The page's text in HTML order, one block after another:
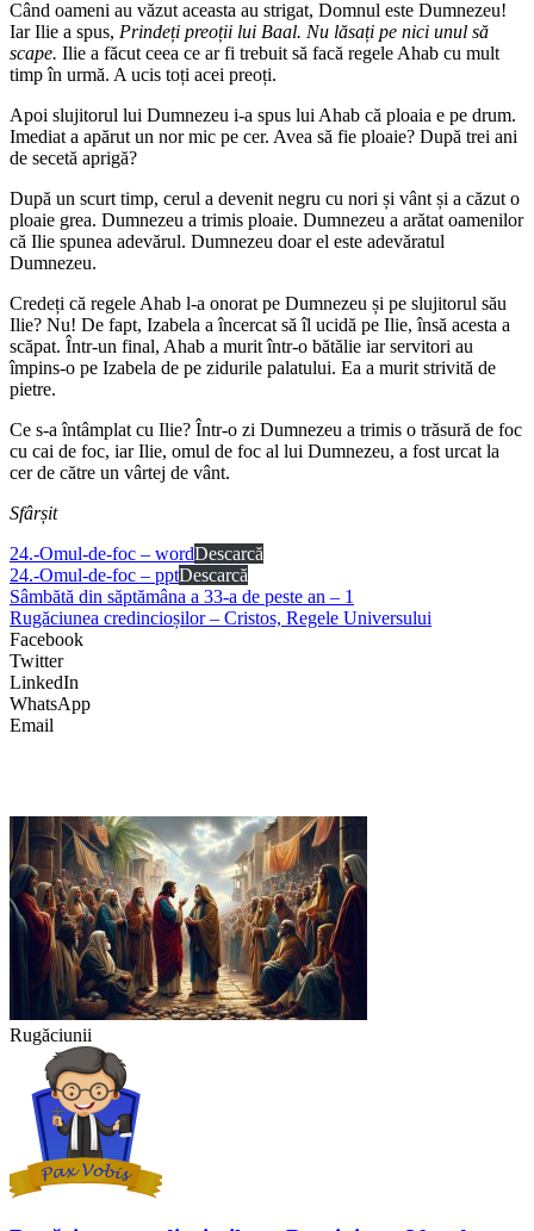
Când oameni au văzut aceasta au strigat, Domnul este Dumnezeu!
Iar Ilie a spus, Prindeți preoții lui Baal. Nu lăsați pe nici unul să
scape. Ilie a făcut ceea ce ar fi trebuit să facă regele Ahab cu mult
timp în urmă. A ucis toți acei preoți.
Apoi slujitorul lui Dumnezeu i-a spus lui Ahab că ploaia e pe drum.
Imediat a apărut un nor mic pe cer. Avea să fie ploaie? După trei ani
de secetă aprigă?
După un scurt timp, cerul a devenit negru cu nori și vânt și a căzut o
ploaie grea. Dumnezeu a trimis ploaie. Dumnezeu a arătat oamenilor
că Ilie spunea adevărul. Dumnezeu doar el este adevăratul
Dumnezeu.
Credeți că regele Ahab l-a onorat pe Dumnezeu și pe slujitorul său
Ilie? Nu! De fapt, Izabela a încercat să îl ucidă pe Ilie, însă acesta a
scăpat. Într-un final, Ahab a murit într-o bătălie iar servitori au
împins-o pe Izabela de pe zidurile palatului. Ea a murit strivită de
pietre.
Ce s-a întâmplat cu Ilie? Într-o zi Dumnezeu a trimis o trăsură de foc
cu cai de foc, iar Ilie, omul de foc al lui Dumnezeu, a fost urcat la
cer de către un vârtej de vânt.
Sfârșit
24.-Omul-de-foc – wordDescarcă
24.-Omul-de-foc – pptDescarcă
Sâmbătă din săptămâna a 33-a de peste an – 1
Rugăciunea credincioșilor – Cristos, Regele Universului
Facebook
Twitter
LinkedIn
WhatsApp
Email
Rugăciunii